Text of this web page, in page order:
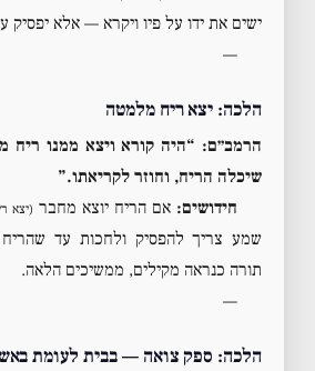
ישים את ידו על פיו ויקרא — אלא יפסיק
—
הלכה: יצא ריח מלמטה
הרמב״ם: “היה קורא ויצא ממנו ריח
שיכלה הריח, וחוזר לקריאתו.”
חידושים: אם הריח יוצא מחבר (יצא
שמע צריך להפסיק ולחכות עד
תורה כנראה מקילים, ממשיכים הלאה.
—
הלכה: ספק צואה — בבית לעומת